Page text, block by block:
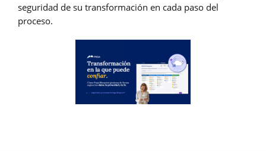
seguridad de su transformación en cada paso del
proceso.